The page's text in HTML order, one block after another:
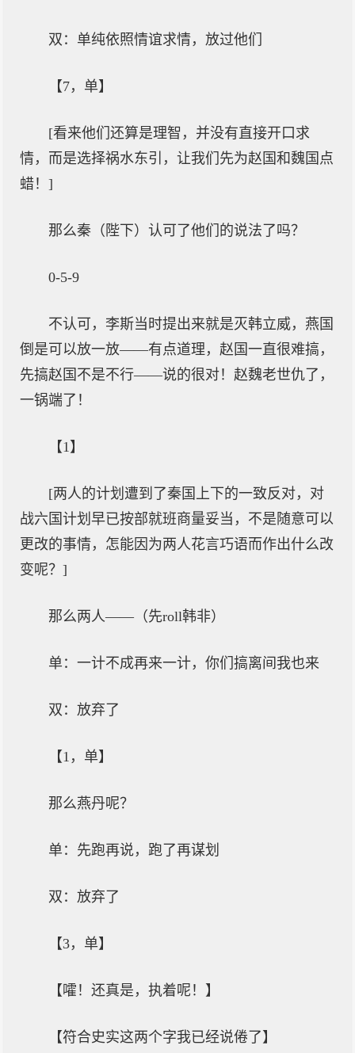
双：单纯依照情谊求情，放过他们
【7，单】
[看来他们还算是理智，并没有直接开口求
情，而是选择祸水东引，让我们先为赵国和魏国点
蜡！]
那么秦（陛下）认可了他们的说法了吗？
0-5-9
不认可，李斯当时提出来就是灭韩立威，燕国
倒是可以放一放——有点道理，赵国一直很难搞，
先搞赵国不是不行——说的很对！赵魏老世仇了，
一锅端了！
【1】
[两人的计划遭到了秦国上下的一致反对，对
战六国计划早已按部就班商量妥当，不是随意可以
更改的事情，怎能因为两人花言巧语而作出什么改
变呢？]
那么两人——（先roll韩非）
单：一计不成再来一计，你们搞离间我也来
双：放弃了
【1，单】
那么燕丹呢？
单：先跑再说，跑了再谋划
双：放弃了
【3，单】
【嚯！还真是，执着呢！】
【符合史实这两个字我已经说倦了】